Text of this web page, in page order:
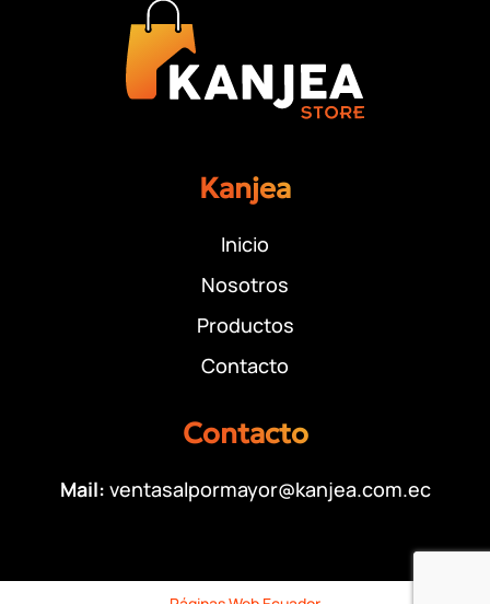
Kanjea
Inicio
Nosotros
Productos
Contacto
Contacto
Mail: ventasalpormayor@kanjea.com.ec